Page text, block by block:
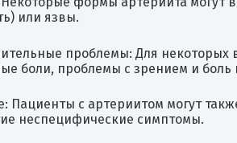
или язвы.
проблемы: Для
боли, проблемы с зрением и
Пациенты с артериитом могут
неспецифические симптомы.